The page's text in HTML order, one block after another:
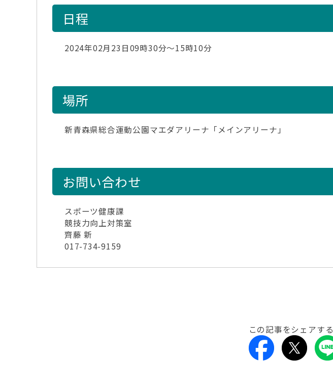
日程
2024年02月23日09時30分～15時10分
場所
新青森県総合運動公園マエダアリーナ「メインアリーナ」
お問い合わせ
スポーツ健康課
競技力向上対策室
齊藤 新
017-734-9159
この記事をシェアする